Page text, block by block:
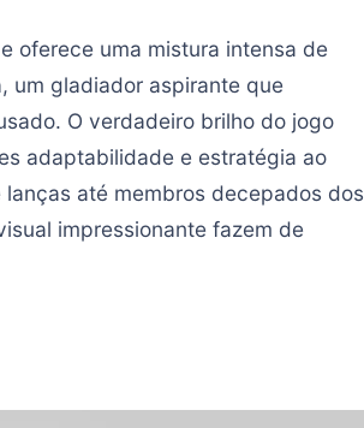
oferece uma mistura intensa de
um gladiador aspirante que
O verdadeiro brilho do jogo
adaptabilidade e estratégia ao
até membros decepados dos
impressionante fazem de